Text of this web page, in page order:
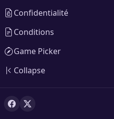
Confidentialité
Conditions
Game Picker
Collapse